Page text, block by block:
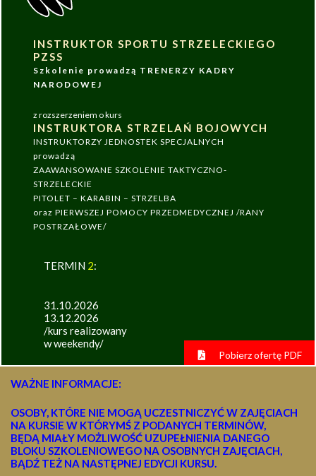
INSTRUKTOR SPORTU STRZELECKIEGO
PZSS
Szkolenie prowadzą TRENERZY KADRY
NARODOWEJ
z rozszerzeniem o kurs
INSTRUKTORA STRZELAŃ BOJOWYCH
INSTRUKTORZY JEDNOSTEK SPECJALNYCH
prowadzą
ZAAWANSOWANE SZKOLENIE TAKTYCZNO-
STRZELECKIE
PITOLET – KARABIN – STRZELBA
oraz PIERWSZEJ POMOCY PRZEDMEDYCZNEJ /RANY
POSTRZAŁOWE/
TERMIN 2:
31.10.2026
13.12.2026
/kurs realizowany
w weekendy/
Pobierz ofertę PDF
WAŻNE INFORMACJE:
OSOBY, KTÓRE NIE MOGĄ UCZESTNICZYĆ W ZAJĘCIACH
NA KURSIE W KTÓRYMŚ Z PODANYCH TERMINÓW,
BĘDĄ MIAŁY MOŻLIWOŚĆ UZUPEŁNIENIA DANEGO
BLOKU SZKOLENIOWEGO NA OSOBNYCH ZAJĘCIACH,
BĄDŹ TEŻ NA NASTĘPNEJ EDYCJI KURSU.